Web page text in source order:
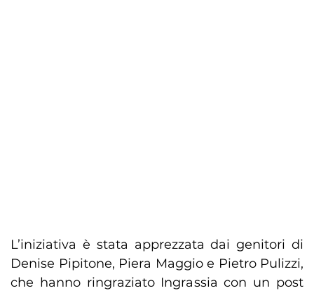
L’iniziativa è stata apprezzata dai genitori di
Denise Pipitone, Piera Maggio e Pietro Pulizzi,
che hanno ringraziato Ingrassia con un post